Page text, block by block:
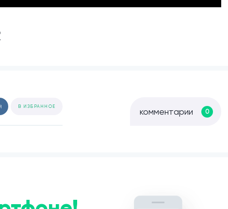
В ИЗБРАННОЕ
комментарии 0